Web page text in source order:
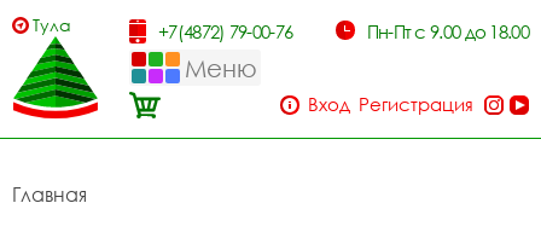
Тула +7(4872) 79-00-76 Пн-Пт с 9.00 до 18.00
Меню
Вход Регистрация
Главная